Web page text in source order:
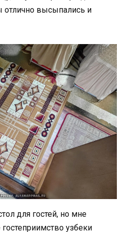
отлично высыпались и
для гостей, но мне
узбеки